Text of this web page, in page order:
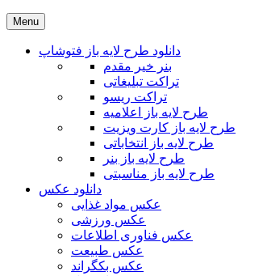
Menu
دانلود طرح لایه باز فتوشاپ
بنر خیر مقدم
تراکت تبلیغاتی
تراکت ریسو
طرح لایه باز اعلامیه
طرح لایه باز کارت ویزیت
طرح لایه باز انتخاباتی
طرح لایه باز بنر
طرح لایه باز مناسبتی
دانلود عکس
عکس مواد غذایی
عکس ورزشی
عکس فناوری اطلاعات
عکس طبیعت
عکس بکگراند